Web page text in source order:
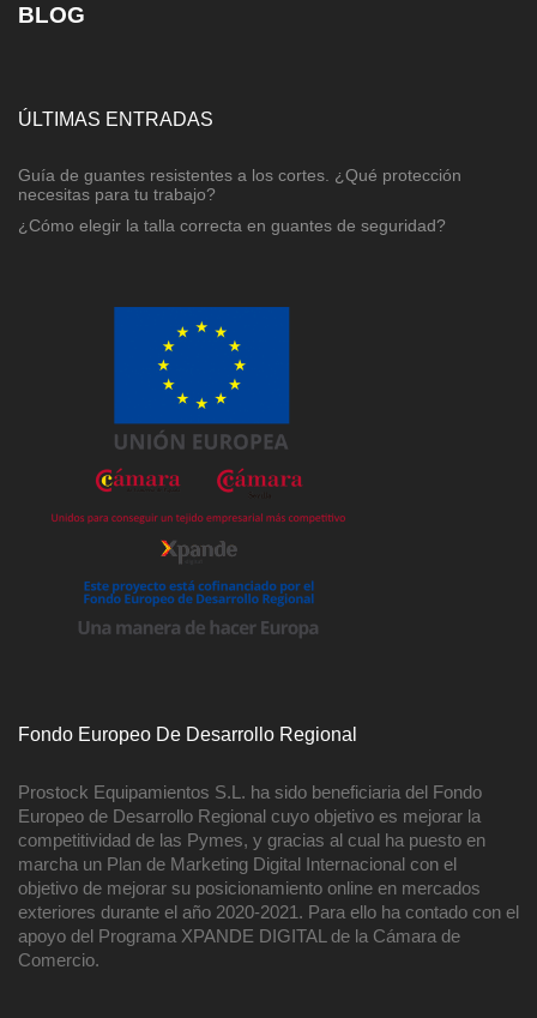
BLOG
ÚLTIMAS ENTRADAS
Guía de guantes resistentes a los cortes. ¿Qué protección
necesitas para tu trabajo?
¿Cómo elegir la talla correcta en guantes de seguridad?
Fondo Europeo De Desarrollo Regional
Prostock Equipamientos S.L. ha sido beneficiaria del Fondo
Europeo de Desarrollo Regional cuyo objetivo es mejorar la
competitividad de las Pymes, y gracias al cual ha puesto en
marcha un Plan de Marketing Digital Internacional con el
objetivo de mejorar su posicionamiento online en mercados
exteriores durante el año 2020-2021. Para ello ha contado con el
apoyo del Programa XPANDE DIGITAL de la Cámara de
Comercio.